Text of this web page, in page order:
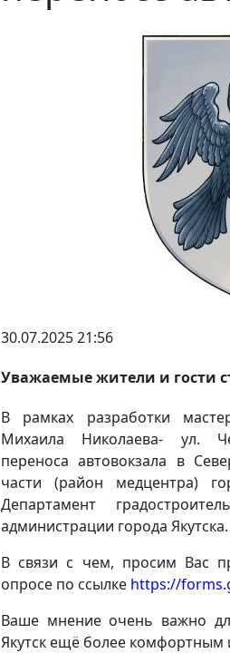
30.07.2025 21:56
Уважаемые жители и гости
В рамках разработки
Михаила Николаева- ул.
переноса автовокзала в
части (район медцентра)
Департамент
администрации города Якутска.
В связи с чем, просим Вас
опросе по ссылке https://
Ваше мнение очень важно
Якутск ещё более